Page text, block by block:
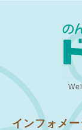
インフォメ